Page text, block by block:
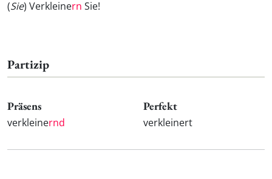
(Sie) Verkleinern Sie!
Partizip
Präsens
verkleinernd
Perfekt
verkleinert